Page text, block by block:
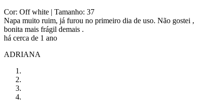
Cor: Off white | Tamanho: 37
Napa muito ruim, já furou no primeiro dia de uso. Não gostei ,
bonita mais frágil demais .
há cerca de 1 ano
ADRIANA